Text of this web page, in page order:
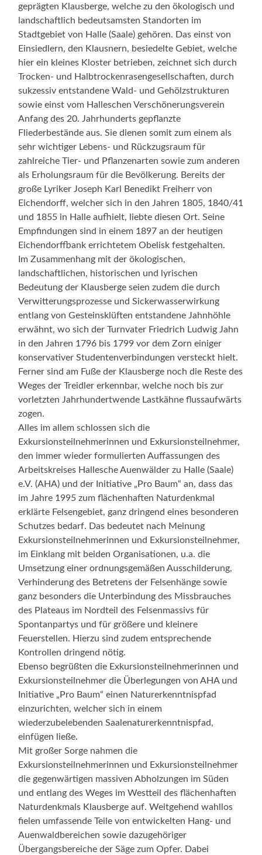
geprägten Klausberge, welche zu den ökologisch und
landschaftlich bedeutsamsten Standorten im
Stadtgebiet von Halle (Saale) gehören. Das einst von
Einsiedlern, den Klausnern, besiedelte Gebiet, welche
hier ein kleines Kloster betrieben, zeichnet sich durch
Trocken- und Halbtrockenrasengesellschaften, durch
sukzessiv entstandene Wald- und Gehölzstrukturen
sowie einst vom Halleschen Verschönerungsverein
Anfang des 20. Jahrhunderts gepflanzte
Fliederbestände aus. Sie dienen somit zum einem als
sehr wichtiger Lebens- und Rückzugsraum für
zahlreiche Tier- und Pflanzenarten sowie zum anderen
als Erholungsraum für die Bevölkerung. Bereits der
große Lyriker Joseph Karl Benedikt Freiherr von
Eichendorff, welcher sich in den Jahren 1805, 1840/41
und 1855 in Halle aufhielt, liebte diesen Ort. Seine
Empfindungen sind in einem 1897 an der heutigen
Eichendorffbank errichtetem Obelisk festgehalten.
Im Zusammenhang mit der ökologischen,
landschaftlichen, historischen und lyrischen
Bedeutung der Klausberge seien zudem die durch
Verwitterungsprozesse und Sickerwasserwirkung
entlang von Gesteinsklüften entstandene Jahnhöhle
erwähnt, wo sich der Turnvater Friedrich Ludwig Jahn
in den Jahren 1796 bis 1799 vor dem Zorn einiger
konservativer Studentenverbindungen versteckt hielt.
Ferner sind am Fuße der Klausberge noch die Reste des
Weges der Treidler erkennbar, welche noch bis zur
vorletzten Jahrhundertwende Lastkähne flussaufwärts
zogen.
Alles im allem schlossen sich die
Exkursionsteilnehmerinnen und Exkursionsteilnehmer,
den immer wieder formulierten Auffassungen des
Arbeitskreises Hallesche Auenwälder zu Halle (Saale)
e.V. (AHA) und der Initiative „Pro Baum“ an, dass das
im Jahre 1995 zum flächenhaften Naturdenkmal
erklärte Felsengebiet, ganz dringend eines besonderen
Schutzes bedarf. Das bedeutet nach Meinung
Exkursionsteilnehmerinnen und Exkursionsteilnehmer,
im Einklang mit beiden Organisationen, u.a. die
Umsetzung einer ordnungsgemäßen Ausschilderung,
Verhinderung des Betretens der Felsenhänge sowie
ganz besonders die Unterbindung des Missbrauches
des Plateaus im Nordteil des Felsenmassivs für
Spontanpartys und für größere und kleinere
Feuerstellen. Hierzu sind zudem entsprechende
Kontrollen dringend nötig.
Ebenso begrüßten die Exkursionsteilnehmerinnen und
Exkursionsteilnehmer die Überlegungen von AHA und
Initiative „Pro Baum“ einen Naturerkenntnispfad
einzurichten, welcher sich in einem
wiederzubelebenden Saalenaturerkenntnispfad,
einfügen ließe.
Mit großer Sorge nahmen die
Exkursionsteilnehmerinnen und Exkursionsteilnehmer
die gegenwärtigen massiven Abholzungen im Süden
und entlang des Weges im Westteil des flächenhaften
Naturdenkmals Klausberge auf. Weitgehend wahllos
fielen umfassende Teile von entwickelten Hang- und
Auenwaldbereichen sowie dazugehöriger
Übergangsbereiche der Säge zum Opfer. Dabei